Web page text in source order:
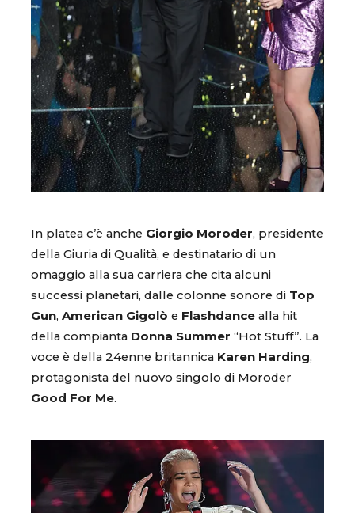
In platea c’è anche Giorgio Moroder, presidente
della Giuria di Qualità, e destinatario di un
omaggio alla sua carriera che cita alcuni
successi planetari, dalle colonne sonore di Top
Gun, American Gigolò e Flashdance alla hit
della compianta Donna Summer “Hot Stuff”. La
voce è della 24enne britannica Karen Harding,
protagonista del nuovo singolo di Moroder
Good For Me.